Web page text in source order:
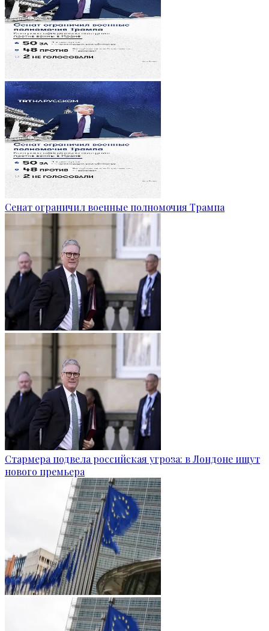
Сенат ограничил военные полномочия Трампа
Стармера подвела российская угроза: в Лондоне ищут
нового премьера